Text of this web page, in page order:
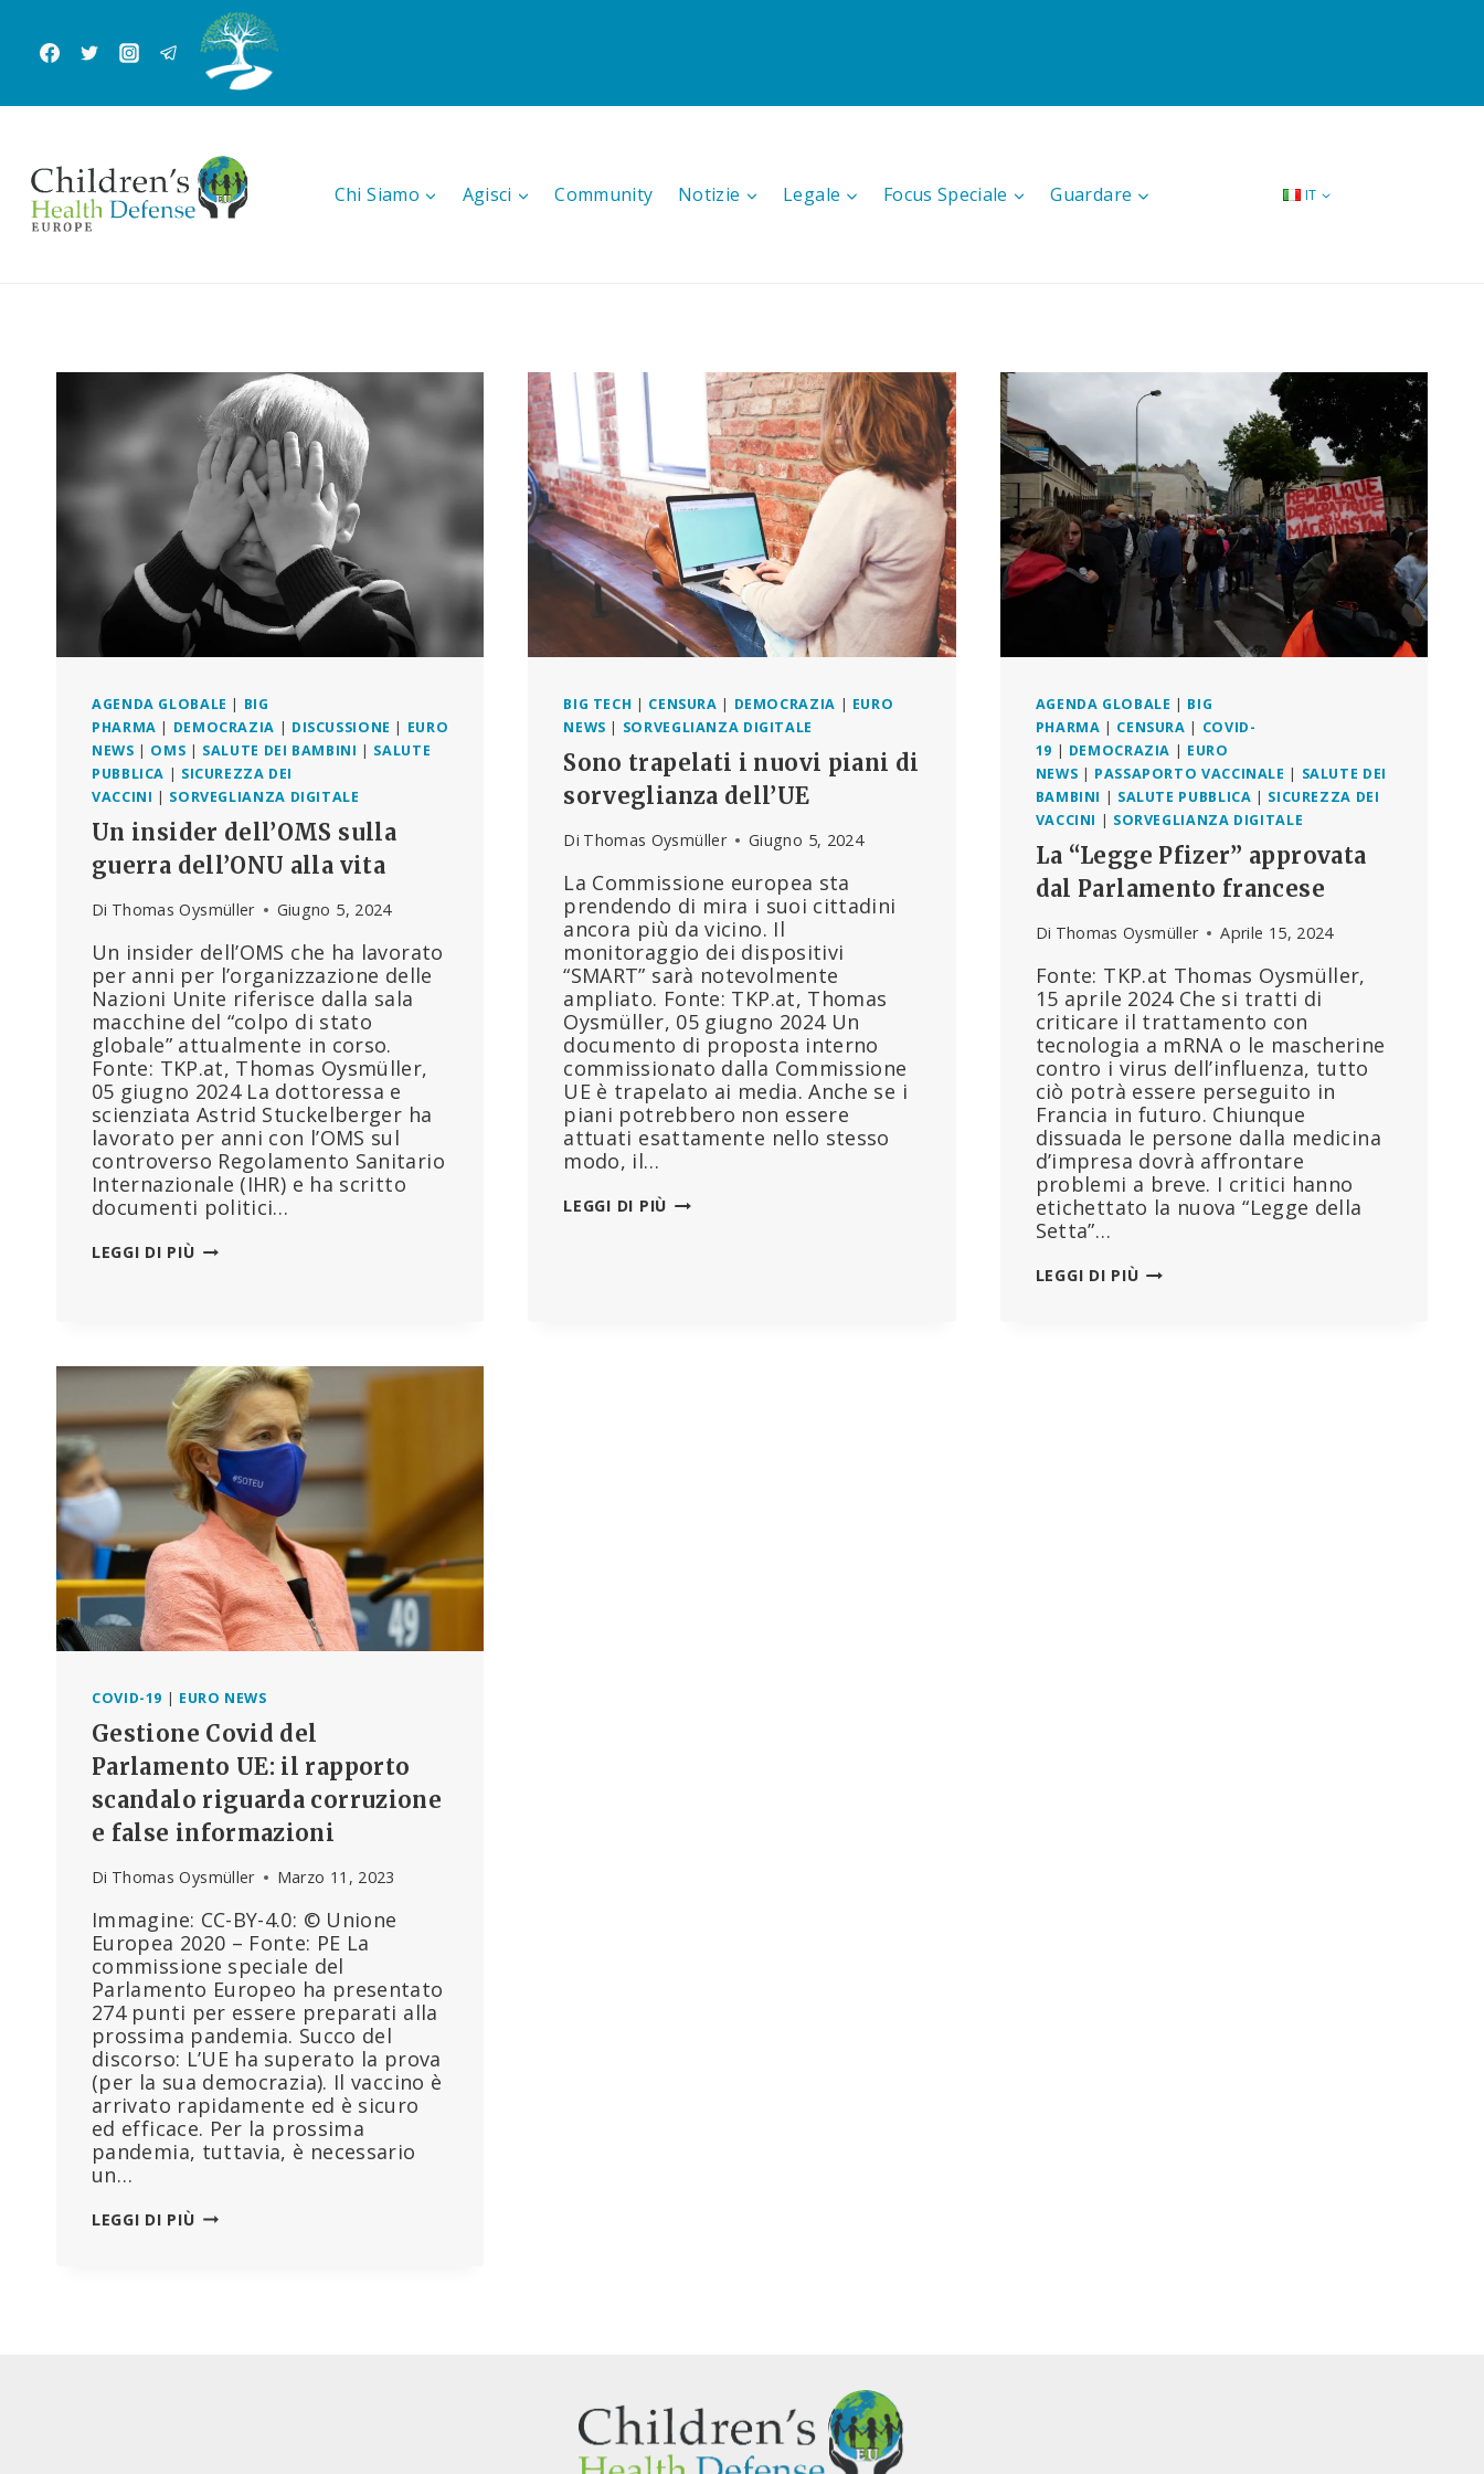
contenuto
Chi Siamo Agisci Community Notizie Legale Focus Speciale Guardare IT
AGENDA GLOBALE | BIG
PHARMA | DEMOCRAZIA | DISCUSSIONE | EURO
NEWS | OMS | SALUTE DEI BAMBINI | SALUTE
PUBBLICA | SICUREZZA DEI
VACCINI | SORVEGLIANZA DIGITALE
Un insider dell’OMS sulla
guerra dell’ONU alla vita
Di Thomas Oysmüller Giugno 5, 2024
Un insider dell’OMS che ha lavorato
per anni per l’organizzazione delle
Nazioni Unite riferisce dalla sala
macchine del “colpo di stato
globale” attualmente in corso.
Fonte: TKP.at, Thomas Oysmüller,
05 giugno 2024 La dottoressa e
scienziata Astrid Stuckelberger ha
lavorato per anni con l’OMS sul
controverso Regolamento Sanitario
Internazionale (IHR) e ha scritto
documenti politici…
LEGGI DI PIÙUN
DELL’ONU
ALLA
VITA
BIG TECH | CENSURA | DEMOCRAZIA | EURO
NEWS | SORVEGLIANZA DIGITALE
Sono trapelati i nuovi piani di
sorveglianza dell’UE
Di Thomas Oysmüller Giugno 5, 2024
La Commissione europea sta
prendendo di mira i suoi cittadini
ancora più da vicino. Il
monitoraggio dei dispositivi
“SMART” sarà notevolmente
ampliato. Fonte: TKP.at, Thomas
Oysmüller, 05 giugno 2024 Un
documento di proposta interno
commissionato dalla Commissione
UE è trapelato ai media. Anche se i
piani potrebbero non essere
attuati esattamente nello stesso
modo, il…
LEGGI DI PIÙSONO
AGENDA GLOBALE | BIG
PHARMA | CENSURA | COVID-
19 | DEMOCRAZIA | EURO
NEWS | PASSAPORTO VACCINALE | SALUTE DEI
BAMBINI | SALUTE PUBBLICA | SICUREZZA DEI
VACCINI | SORVEGLIANZA DIGITALE
La “Legge Pfizer” approvata
dal Parlamento francese
Di Thomas Oysmüller Aprile 15, 2024
Fonte: TKP.at Thomas Oysmüller,
15 aprile 2024 Che si tratti di
criticare il trattamento con
tecnologia a mRNA o le mascherine
contro i virus dell’influenza, tutto
ciò potrà essere perseguito in
Francia in futuro. Chiunque
dissuada le persone dalla medicina
d’impresa dovrà affrontare
problemi a breve. I critici hanno
etichettato la nuova “Legge della
Setta”…
LEGGI DI PIÙLA
COVID-19 | EURO NEWS
Gestione Covid del
Parlamento UE: il rapporto
scandalo riguarda corruzione
e false informazioni
Di Thomas Oysmüller Marzo 11, 2023
Immagine: CC-BY-4.0: © Unione
Europea 2020 – Fonte: PE La
commissione speciale del
Parlamento Europeo ha presentato
274 punti per essere preparati alla
prossima pandemia. Succo del
discorso: L’UE ha superato la prova
(per la sua democrazia). Il vaccino è
arrivato rapidamente ed è sicuro
ed efficace. Per la prossima
pandemia, tuttavia, è necessario
un…
LEGGI DI PIÙGESTIONE